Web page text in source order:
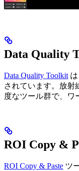
Data Quality
Data Quality Toolkit
されています。放射
度なツール群で、ワ
ROI Copy &
ROI Copy & Paste ツ